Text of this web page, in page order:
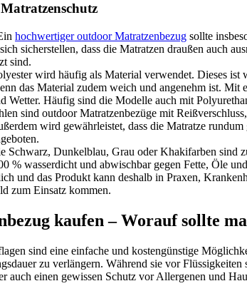
hochwertiger outdoor Matratzenbezug sollte
sicherstellen, dass die Matratzen draußen auch
sind.
wird häufig als Material verwendet. Dieses ist
das Material zudem weich und angenehm ist. Mit
Wetter. Häufig sind die Modelle auch mit
sind outdoor Matratzenbezüge mit
wird gewährleistet, dass die Matratze
Schwarz, Dunkelblau, Grau oder Khakifarben sind
% wasserdicht und abwischbar gegen Fette, Öle
und das Produkt kann deshalb in Praxen,
zum Einsatz kommen.
kaufen – Worauf sollte
sind eine einfache und kostengünstige
zu verlängern. Während sie vor Flüssigkeiten
auch einen gewissen Schutz vor Allergenen und